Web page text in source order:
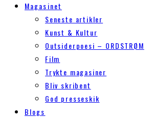
Magasinet
Seneste artikler
Kunst & Kultur
Outsiderpoesi – ORDSTRØM
Film
Trykte magasiner
Bliv skribent
God presseskik
Blogs